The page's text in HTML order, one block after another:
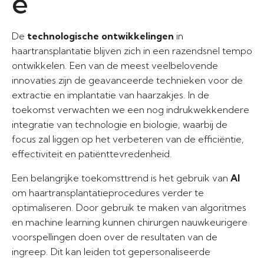
De technologische ontwikkelingen in
haartransplantatie blijven zich in een razendsnel tempo
ontwikkelen. Een van de meest veelbelovende
innovaties zijn de geavanceerde technieken voor de
extractie en implantatie van haarzakjes. In de
toekomst verwachten we een nog indrukwekkendere
integratie van technologie en biologie, waarbij de
focus zal liggen op het verbeteren van de efficiëntie,
effectiviteit en patiënttevredenheid.
Een belangrijke toekomsttrend is het gebruik van AI
om haartransplantatieprocedures verder te
optimaliseren. Door gebruik te maken van algoritmes
en machine learning kunnen chirurgen nauwkeurigere
voorspellingen doen over de resultaten van de
ingreep. Dit kan leiden tot gepersonaliseerde